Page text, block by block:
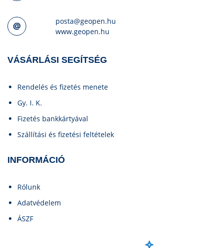
posta@geopen.hu
www.geopen.hu
VÁSÁRLÁSI SEGÍTSÉG
Rendelés és fizetés menete
Gy. I. K.
Fizetés bankkártyával
Szállítási és fizetési feltételek
INFORMÁCIÓ
Rólunk
Adatvédelem
ÁSZF